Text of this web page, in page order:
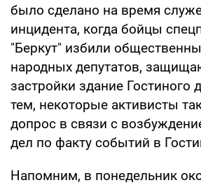
было сделано на время
инцидента, когда бойцы
"Беркут" избили
народных депутатов,
застройки здание Гостиного
тем, некоторые активисты
допрос в связи с
дел по факту событий в
Напомним, в понедельник